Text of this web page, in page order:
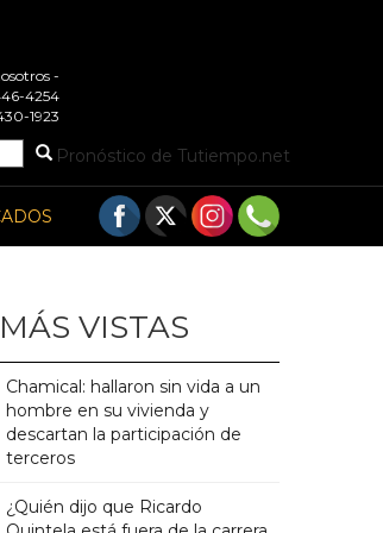
-
4254
1923
Pronóstico de Tutiempo.net
VISTAS
Chamical: hallaron sin vida a un
hombre en su vivienda y
descartan la participación de
terceros
¿Quién dijo que Ricardo